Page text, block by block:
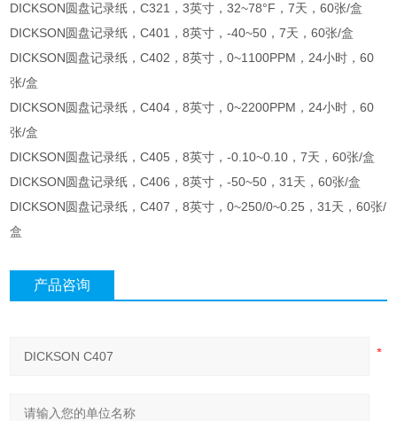
DICKSON圆盘记录纸，C321，3英寸，32~78°F，7天，60张/盒
DICKSON圆盘记录纸，C401，8英寸，-40~50，7天，60张/盒
DICKSON圆盘记录纸，C402，8英寸，0~1100PPM，24小时，60
张/盒
DICKSON圆盘记录纸，C404，8英寸，0~2200PPM，24小时，60
张/盒
DICKSON圆盘记录纸，C405，8英寸，-0.10~0.10，7天，60张/盒
DICKSON圆盘记录纸，C406，8英寸，-50~50，31天，60张/盒
DICKSON圆盘记录纸，C407，8英寸，0~250/0~0.25，31天，60张/
盒
产品咨询